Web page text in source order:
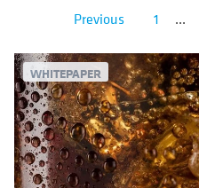
Previous 1 ...
WHITEPAPER